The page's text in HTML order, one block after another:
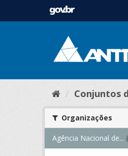
Conjuntos
Organizações
Agência Nacional de...